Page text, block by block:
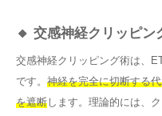
🔸 交感神経クリッピン
交感神経クリッピング術は、
です。 神経を完全に切断する
を遮断 します。理論的には、